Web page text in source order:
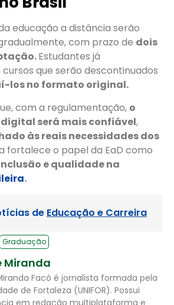
educação a distância serão
com prazo de dois
Estudantes já
que serão descontinuados
los no formato original.
com a regulamentação, o
digital será mais confiável,
às reais necessidades dos
fortalece o papel da EaD como
e qualidade na
.
de Educação e Carreira
Graduação
Miranda
Facó é jornalista formada pela
de Fortaleza (UNIFOR). Possui